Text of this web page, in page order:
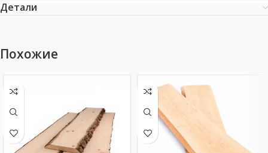
Детали
Похожие